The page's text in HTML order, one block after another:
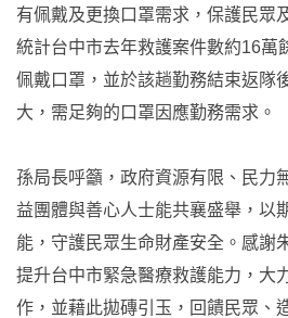
有佩戴及更換口罩需求，保護民眾
統計台中市去年救護案件數約16萬
佩戴口罩，並於該趟勤務結束返隊
大，需足夠的口罩因應勤務需求。
孫局長呼籲，政府資源有限、民力
益團體與善心人士能共襄盛舉，以
能，守護民眾生命財產安全。感謝
提升台中市緊急醫療救護能力，大
作，並藉此拋磚引玉，回饋民眾、